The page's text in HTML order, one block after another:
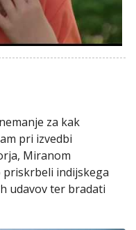
za kak
pri izvedbi
Miranom
priskrbeli indijskega
udavov ter bradati